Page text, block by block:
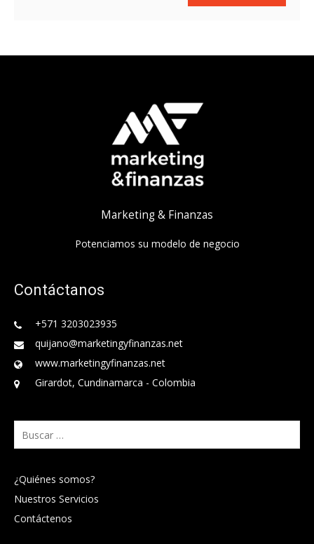
Marketing & Finanzas
Potenciamos su modelo de negocio
Contáctanos
+571 3203023935
quijano@marketingyfinanzas.net
www.marketingyfinanzas.net
Girardot, Cundinamarca - Colombia
Buscar:
¿Quiénes somos?
Nuestros Servicios
Contáctenos